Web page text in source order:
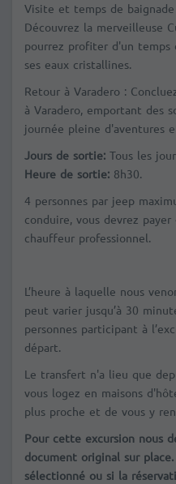
Visite et temps de
Découvrez la merveilleuse
pourrez profiter d'un temps
ses eaux cristallines.
Retour à Varadero :
à Varadero, emportant des
journée pleine d'aventures
Jours de sortie: Tous les
Heure de sortie: 8h30.
4 personnes par jeep
conduire, vous devrez
chauffeur professionnel.
L’heure à laquelle nous
peut varier jusqu’à 30
personnes participant à
départ.
Le transfert n'a lieu que
vous logez en maisons
plus proche et de vous y
Pour cette excursion nous
document original sur
sélectionné ou si la